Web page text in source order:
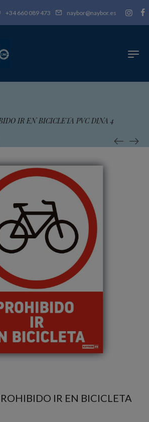
+34 660 089 473 naybor@naybor.es
IR EN BICICLETA PVC DINA 4
IR EN BICICLETA